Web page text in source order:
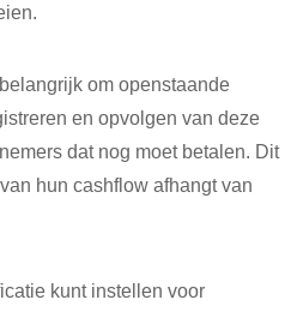
om openstaande
en opvolgen van deze
dat nog moet betalen. Dit
hun cashflow afhangt van
kunt instellen voor